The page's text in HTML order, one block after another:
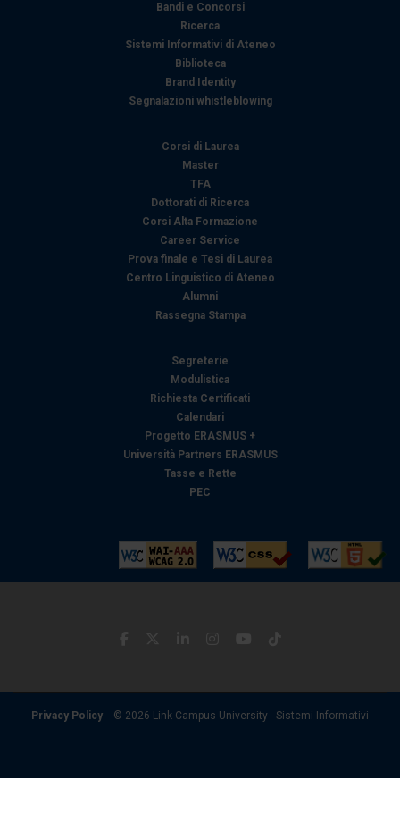
Bandi e Concorsi
Ricerca
Sistemi Informativi di Ateneo
Biblioteca
Brand Identity
Segnalazioni whistleblowing
Corsi di Laurea
Master
TFA
Dottorati di Ricerca
Corsi Alta Formazione
Career Service
Prova finale e Tesi di Laurea
Centro Linguistico di Ateneo
Alumni
Rassegna Stampa
Segreterie
Modulistica
Richiesta Certificati
Calendari
Progetto ERASMUS +
Università Partners ERASMUS
Tasse e Rette
PEC
Privacy Policy © 2026 Link Campus University - Sistemi Informativi